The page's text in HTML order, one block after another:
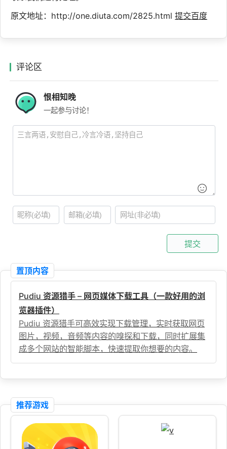
原文地址：http://one.diuta.com/2825.html 提交百度
评论区
恨相知晚
一起参与讨论！
提交
置顶内容
Pudiu 资源猎手 – 网页媒体下载工具（一款好用的浏
览器插件）
Pudiu 资源猎手可高效实现下载管理，实时获取网页
图片，视频，音频等内容的嗅探和下载，同时扩展集
成多个网站的智能脚本，快速提取你想要的内容。
推荐游戏